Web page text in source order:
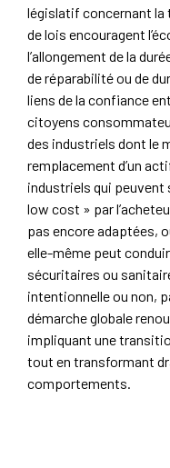
législatif concernant la
de lois encouragent
l’allongement de la
de réparabilité ou de
liens de la confiance
citoyens
des industriels dont le
remplacement d’un
industriels qui peuvent
low cost » par
pas encore adaptées,
elle-même peut
sécuritaires ou
intentionnelle ou non,
démarche globale
impliquant une
tout en transformant
comportements.